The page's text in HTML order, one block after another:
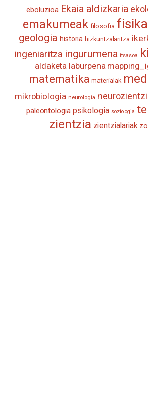
eboluzioa Ekaia aldizkaria
emakumeak filosofia fisika
geologia historia hizkuntzalaritza
ingeniaritza ingurumena itsasoa
aldaketa laburpena
matematika materialak
mikrobiologia neurologia
paleontologia psikologia soziologia
zientzia zientzialariak